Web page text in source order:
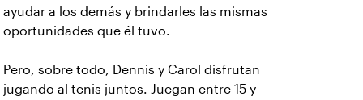
ayudar a los demás y brindarles las mismas
oportunidades que él tuvo.
Pero, sobre todo, Dennis y Carol disfrutan
jugando al tenis juntos. Juegan entre 15 y